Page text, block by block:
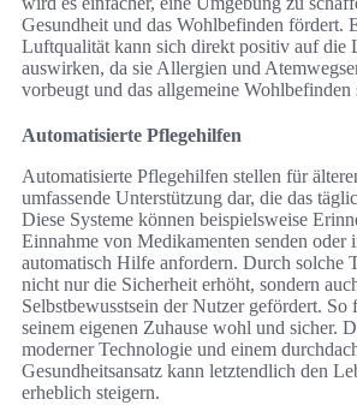
Gesundheit und das Wohlbefinden fördert.
Luftqualität kann sich direkt positiv auf die
auswirken, da sie Allergien und
vorbeugt und das allgemeine Wohlbefinden
Automatisierte Pflegehilfen
Automatisierte Pflegehilfen stellen für
umfassende Unterstützung dar, die das
Diese Systeme können beispielsweise
Einnahme von Medikamenten senden oder
automatisch Hilfe anfordern. Durch solche
nicht nur die Sicherheit erhöht, sondern
Selbstbewusstsein der Nutzer gefördert. So
seinem eigenen Zuhause wohl und sicher.
moderner Technologie und einem
Gesundheitsansatz kann letztendlich den
erheblich steigern.